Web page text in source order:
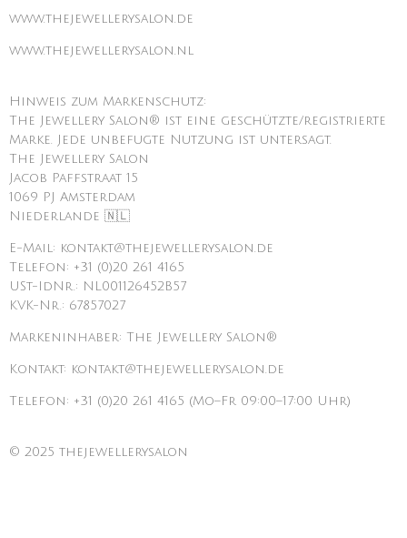
www.thejewellerysalon.de
www.thejewellerysalon.nl
Hinweis zum Markenschutz:
The Jewellery Salon® ist eine geschützte/registrierte
Marke. Jede unbefugte Nutzung ist untersagt.
The Jewellery Salon
Jacob Paffstraat 15
1069 PJ Amsterdam
Niederlande 🇳🇱
E-Mail: kontakt@thejewellerysalon.de
Telefon: +31 (0)20 261 4165
USt-IdNr.: NL001126452B57
KVK-Nr.: 67857027
Markeninhaber: The Jewellery Salon®
Kontakt: kontakt@thejewellerysalon.de
Telefon: +31 (0)20 261 4165 (Mo–Fr 09:00–17:00 Uhr)
© 2025 thejewellerysalon